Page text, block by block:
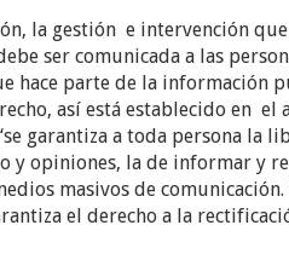
la gestión e intervención
ser comunicada a las
hace parte de la información
así está establecido en
garantiza a toda persona la
y opiniones, la de informar y
masivos de
el derecho a la